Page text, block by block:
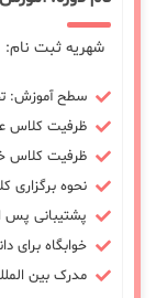
شهریه ثبت نام:
سطح آموزش:
ظرفیت کلاس
ظرفیت کلاس
نحوه برگزاری
پشتیبانی پس از
خوابگاه برای
مدرک بین